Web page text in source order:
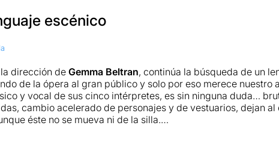
escénico
dirección deGemma Beltran, continúa la búsqueda de un
de la ópera al gran público y solo por eso merece nuestro
y vocal de sus cinco intérpretes, es sin ninguna duda…
cambio acelerado de personajes y de vestuarios, dejan
éste no se mueva ni de la silla.
me gustó fue el espectáculo en sí. El resto de mi crónica